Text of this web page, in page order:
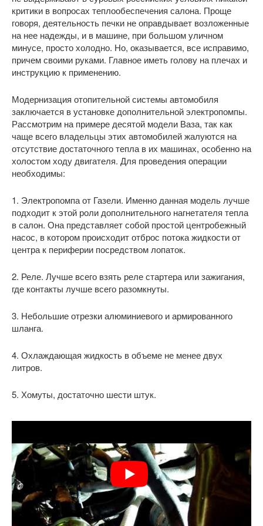
критики в вопросах теплообеспечения салона. Проще
говоря, деятельность печки не оправдывает возложенные
на нее надежды, и в машине, при большом уличном
минусе, просто холодно. Но, оказывается, все исправимо,
причем своими руками. Главное иметь голову на плечах и
инструкцию к применению.
Модернизация отопительной системы автомобиля
заключается в установке дополнительной электропомпы.
Рассмотрим на примере десятой модели Ваза, так как
чаще всего владельцы этих автомобилей жалуются на
отсутствие достаточного тепла в их машинах, особенно на
холостом ходу двигателя. Для проведения операции
необходимы:
1. Электропомпа от Газели. Именно данная модель лучше
подходит к этой роли дополнительного нагнетателя тепла
в салон. Она представляет собой простой центробежный
насос, в котором происходит отброс потока жидкости от
центра к периферии посредством лопаток.
2. Реле. Лучше всего взять реле стартера или зажигания,
где контакты лучше всего разомкнуты.
3. Небольшие отрезки алюминиевого и армированного
шланга.
4. Охлаждающая жидкость в объеме не менее двух
литров.
5. Хомуты, достаточно шести штук.